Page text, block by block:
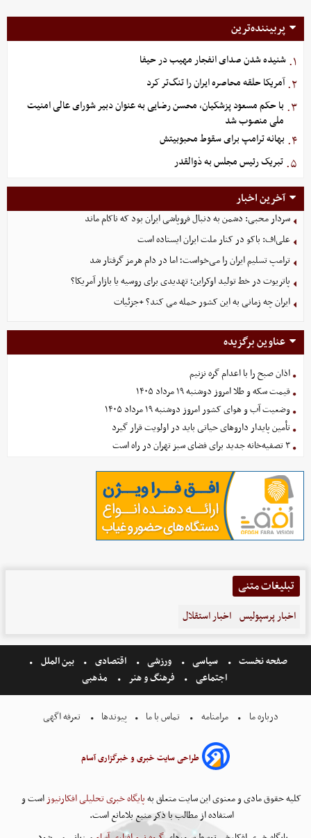
پربیننده‌ترین
۱. شنیده شدن صدای انفجار مهیب در حیفا
۲. آمریکا حلقه محاصره ایران را تنگ‌تر کرد
۳. با حکم مسعود پزشکیان، محسن رضایی به عنوان دبیر شورای عالی امنیت
ملی منصوب شد
۴. بهانه ترامپ برای سقوط محبوبیتش
۵. تبریک رئیس مجلس به ذوالقدر
آخرین اخبار
سردار محبی: دشمن به دنبال فروپاشی ایران بود که ناکام ماند
علی‌اف: باکو در کنار ملت ایران ایستاده است
ترامپ تسلیم ایران را می‌خواست؛ اما در دام هرمز گرفتار شد
پاتریوت در خط تولید اوکراین؛ تهدیدی برای روسیه یا بازار آمریکا؟
ایران چه زمانی به این کشور حمله می کند؟ +جزئیات
عناوین برگزیده
اذان صبح را با اعدام گره نزنیم
قیمت سکه و طلا امروز دوشنبه ۱۹ مرداد ۱۴۰۵
وضعیت آب و هوای کشور امروز دوشنبه ۱۹ مرداد ۱۴۰۵
تأمین پایدار داروهای حیاتی باید در اولویت قرار گیرد
۳ تصفیه‌خانه جدید برای فضای سبز تهران در راه است
تبلیغات متنی
اخبار پرسپولیس اخبار استقلال
صفحه نخست سیاسی ورزشی اقتصادی
بین الملل
اجتماعی
فرهنگ و هنر مذهبی
درباره ما مرامنامه تماس با ما پیوندها تعرفه اگهی
طراحی سایت خبری و خبرگزاری آسام
کلیه حقوق مادی و معنوی این سایت متعلق بهپایگاه خبری تحلیلی افکارنیوزاست و
استفاده از مطالب با ذکر منبع بلامانع است.